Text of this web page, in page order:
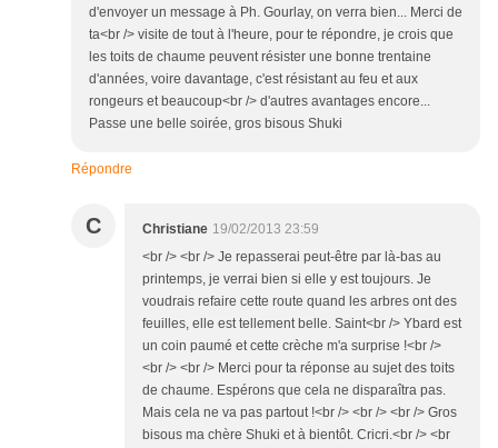
d'envoyer un message à Ph. Gourlay, on verra bien... Merci de
ta<br /> visite de tout à l'heure, pour te répondre, je crois que
les toits de chaume peuvent résister une bonne trentaine
d'années, voire davantage, c'est résistant au feu et aux
rongeurs et beaucoup<br /> d'autres avantages encore...
Passe une belle soirée, gros bisous Shuki
Répondre
C Christiane 19/02/2013 23:59
<br /> <br /> Je repasserai peut-être par là-bas au
printemps, je verrai bien si elle y est toujours. Je
voudrais refaire cette route quand les arbres ont des
feuilles, elle est tellement belle. Saint<br /> Ybard est
un coin paumé et cette crèche m'a surprise !<br />
<br /> <br /> Merci pour ta réponse au sujet des toits
de chaume. Espérons que cela ne disparaîtra pas.
Mais cela ne va pas partout !<br /> <br /> <br /> Gros
bisous ma chère Shuki et à bientôt. Cricri.<br /> <br